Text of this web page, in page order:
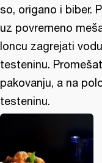
so, origano i biber.
uz povremeno
loncu zagrejati
testeninu.
pakovanju, a na
testeninu.